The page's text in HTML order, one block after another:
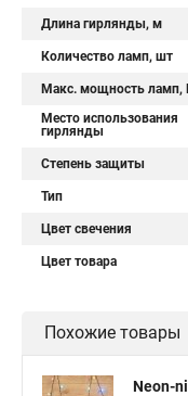
Длина гирлянды, м
Количество ламп, шт
Макс. мощность ламп,
Место использования
гирлянды
Степень защиты
Тип
Цвет свечения
Цвет товара
Похожие товары
Neon-